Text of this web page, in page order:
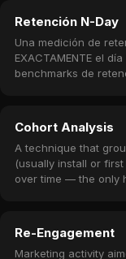
Retención N-Day
Una medición de
EXACTAMENTE el
benchmarks de
Cohort Analysis
A technique that
(usually install or
over time — the only
Re-Engagement
Marketing activity